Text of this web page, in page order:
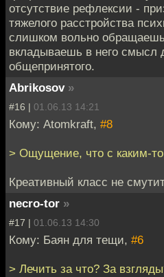
отсутствие рефлексии -
тяжелого расстройства
слишком вольно
вкладываешь в него смысл
общепринятого.
Abrikosov »
#16 | 01.06.13 14:21
Кому: Atomkraft, #8
> Ощущение, что с каким-
Креативный класс не
necro-tor »
#17 | 01.06.13 14:30
Кому: Баян для тещи, #6
> Лечить за что? За